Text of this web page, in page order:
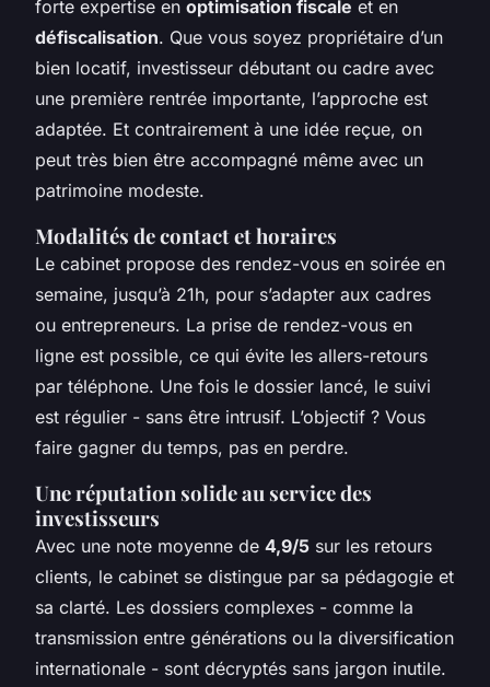
forte expertise en optimisation fiscale et en
défiscalisation. Que vous soyez propriétaire d’un
bien locatif, investisseur débutant ou cadre avec
une première rentrée importante, l’approche est
adaptée. Et contrairement à une idée reçue, on
peut très bien être accompagné même avec un
patrimoine modeste.
Modalités de contact et horaires
Le cabinet propose des rendez-vous en soirée en
semaine, jusqu’à 21h, pour s’adapter aux cadres
ou entrepreneurs. La prise de rendez-vous en
ligne est possible, ce qui évite les allers-retours
par téléphone. Une fois le dossier lancé, le suivi
est régulier - sans être intrusif. L’objectif ? Vous
faire gagner du temps, pas en perdre.
Une réputation solide au service des
investisseurs
Avec une note moyenne de 4,9/5 sur les retours
clients, le cabinet se distingue par sa pédagogie et
sa clarté. Les dossiers complexes - comme la
transmission entre générations ou la diversification
internationale - sont décryptés sans jargon inutile.